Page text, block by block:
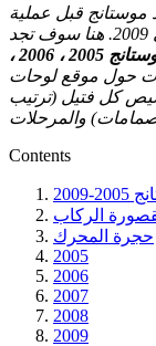
موستانج قبل عملية
شد الوجه ، التي تم إنتاجها من 2005 إلى 2009. هنا سوف تجد
فورد موستانج 2005 ، 2006 ،
حول موقع لوحات
كل فتيل (ترتيب
Contents
الركاب
حجرة المحرك
2005
2006
2007
2008
2009